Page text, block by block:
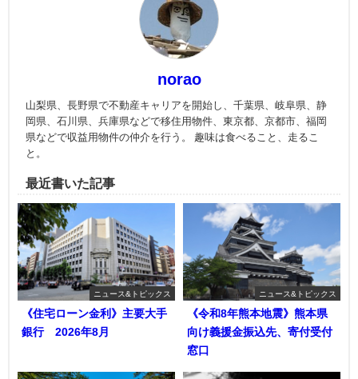
norao
山梨県、長野県で不動産キャリアを開始し、千葉県、岐阜県、静
岡県、石川県、兵庫県などで移住用物件、東京都、京都市、福岡
県などで収益用物件の仲介を行う。 趣味は食べること、走るこ
と。
最近書いた記事
ニュース&トピックス
《住宅ローン金利》主要大手
銀行 2026年8月
ニュース&トピックス
《令和8年熊本地震》熊本県
向け義援金振込先、寄付受付
窓口